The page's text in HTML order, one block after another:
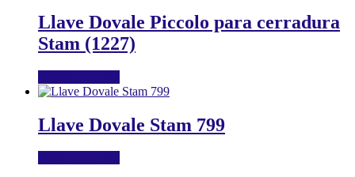
Llave Dovale Piccolo para cerradura
Stam (1227)
Llave Dovale Stam 799